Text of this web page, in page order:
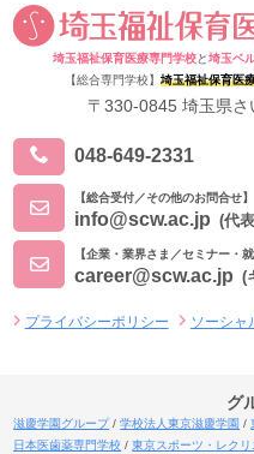
埼玉福祉保育医療専門学校と埼玉ベ
【総合専門学校】 埼玉福祉保育医
〒330-0845 埼玉県
048-649-2331
【総合受付／その他のお問合せ】
info@scw.ac.jp (代
【企業・業界さま／セミナー・
career@scw.ac.jp (
プライバシーポリシー ソーシャ
グ
滋慶学園グループ 学校法人東京滋慶学園
日本医歯薬専門学校
東京スポーツ・レク